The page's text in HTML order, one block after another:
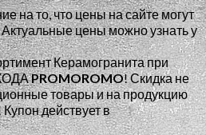
на то, что цены на сайте могут
цены можно узнать у
Керамогранита при
PROMOROMO!Скидка не
товары и на продукцию
действует в